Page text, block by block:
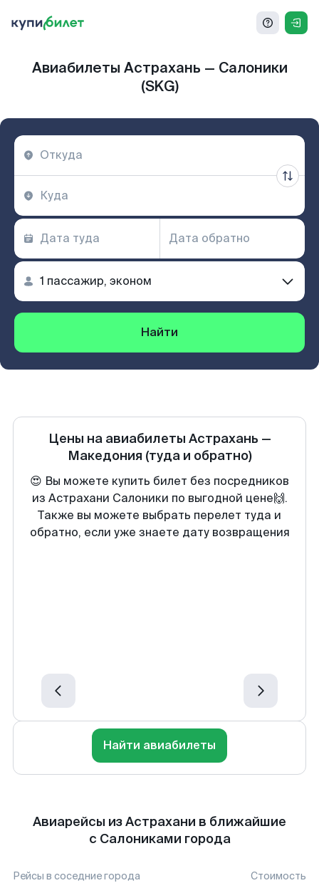
Авиабилеты Астрахань — Салоники
(SKG)
Найти
Цены на авиабилеты Астрахань —
Македония (туда и обратно)
😍 Вы можете купить билет без посредников
из Астрахани Салоники по выгодной цене🙌.
Также вы можете выбрать перелет туда и
обратно, если уже знаете дату возвращения
Найти авиабилеты
Авиарейсы из Астрахани в ближайшие
с Салониками города
Рейсы в соседние города Стоимость